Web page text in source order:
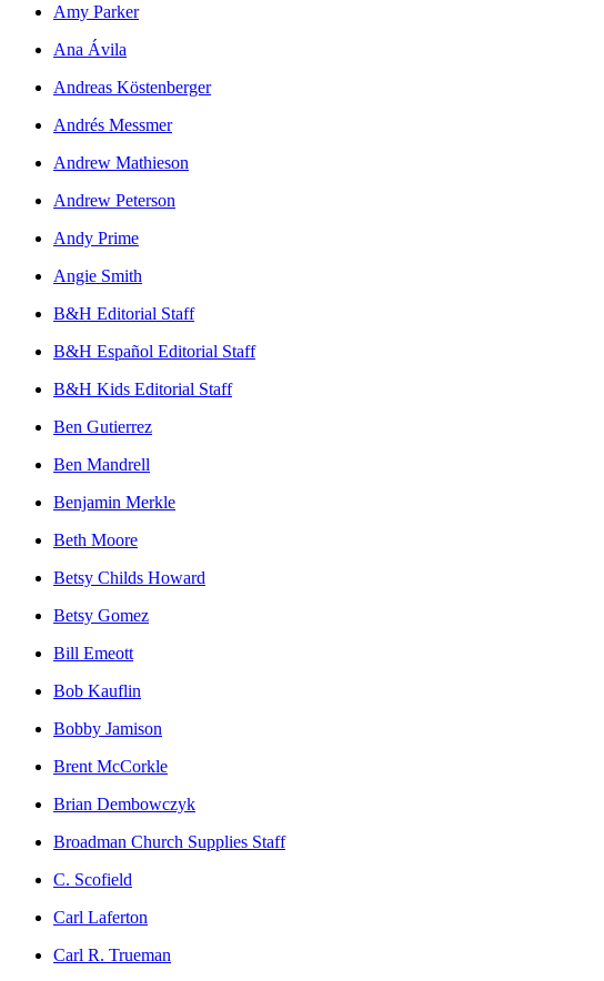
Amy Parker
Ana Ávila
Andreas Köstenberger
Andrés Messmer
Andrew Mathieson
Andrew Peterson
Andy Prime
Angie Smith
B&H Editorial Staff
B&H Español Editorial Staff
B&H Kids Editorial Staff
Ben Gutierrez
Ben Mandrell
Benjamin Merkle
Beth Moore
Betsy Childs Howard
Betsy Gomez
Bill Emeott
Bob Kauflin
Bobby Jamison
Brent McCorkle
Brian Dembowczyk
Broadman Church Supplies Staff
C. Scofield
Carl Laferton
Carl R. Trueman